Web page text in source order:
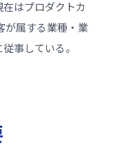
はプロダクトカ
が属する業種・業
事している。